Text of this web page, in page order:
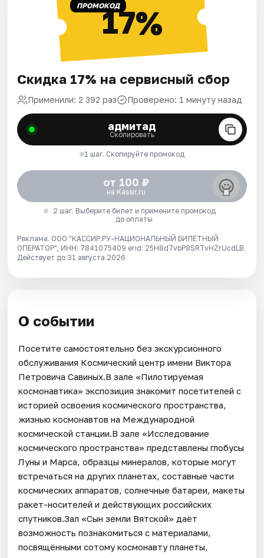
ПРОМОКОД17%
Скидка 17% на сервисный сбор
Применили: 2 392 раз Проверено: 1 минуту назад
адмитад
Скопировать
1 шаг. Скопируйте промокод
от 100 ₽
на Kassir.ru
2 шаг. Выберите билет и примените промокод
до оплаты
Реклама. ООО "КАССИР.РУ-НАЦИОНАЛЬНЫЙ БИЛЕТНЫЙ
ОПЕРАТОР", ИНН: 7841075409 erid: 25H8d7vbP8SRTvHZrUcdLB.
Действует до 31 августа 2026
О событии
Посетите самостоятельно без экскурсионного
обслуживания Космический центр имени Виктора
Петровича Савиных.В зале «Пилотируемая
космонавтика» экспозиция знакомит посетителей с
историей освоения космического пространства,
жизнью космонавтов на Международной
космической станции.В зале «Исследование
космического пространства» представлены глобусы
Луны и Марса, образцы минералов, которые могут
встречаться на других планетах, составные части
космических аппаратов, солнечные батареи, макеты
ракет-носителей и действующих российских
спутников.Зал «Сын земли Вятской» даёт
возможность познакомиться с материалами,
посвящёнными сотому космонавту планеты,